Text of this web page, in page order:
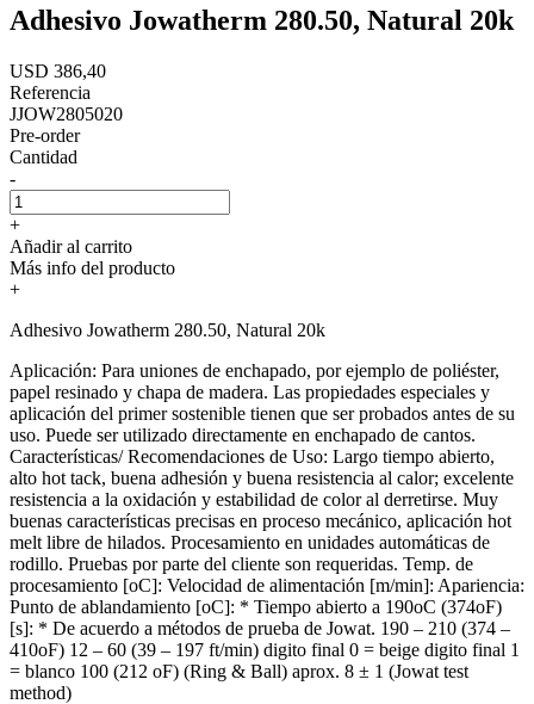
Adhesivo Jowatherm 280.50, Natural 20k
USD 386,40
Referencia
JJOW2805020
Pre-order
Cantidad
-
+
Añadir al carrito
Más info del producto
+
Adhesivo Jowatherm 280.50, Natural 20k
Aplicación: Para uniones de enchapado, por ejemplo de poliéster,
papel resinado y chapa de madera. Las propiedades especiales y
aplicación del primer sostenible tienen que ser probados antes de su
uso. Puede ser utilizado directamente en enchapado de cantos.
Características/ Recomendaciones de Uso: Largo tiempo abierto,
alto hot tack, buena adhesión y buena resistencia al calor; excelente
resistencia a la oxidación y estabilidad de color al derretirse. Muy
buenas características precisas en proceso mecánico, aplicación hot
melt libre de hilados. Procesamiento en unidades automáticas de
rodillo. Pruebas por parte del cliente son requeridas. Temp. de
procesamiento [oC]: Velocidad de alimentación [m/min]: Apariencia:
Punto de ablandamiento [oC]: * Tiempo abierto a 190oC (374oF)
[s]: * De acuerdo a métodos de prueba de Jowat. 190 – 210 (374 –
410oF) 12 – 60 (39 – 197 ft/min) digito final 0 = beige digito final 1
= blanco 100 (212 oF) (Ring & Ball) aprox. 8 ± 1 (Jowat test
method)